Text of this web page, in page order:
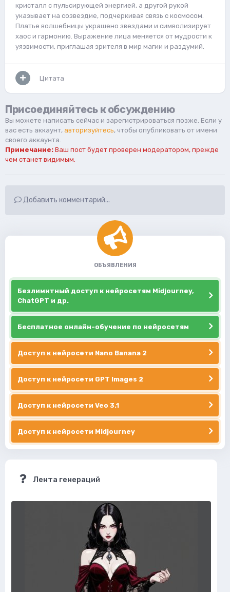
кристалл с пульсирующей энергией, а другой рукой
указывает на созвездие, подчеркивая связь с космосом.
Платье волшебницы украшено звездами и символизирует
хаос и гармонию. Выражение лица меняется от мудрости к
уязвимости, приглашая зрителя в мир магии и раздумий.
Цитата
Присоединяйтесь к обсуждению
Вы можете написать сейчас и зарегистрироваться позже. Если у
вас есть аккаунт, авторизуйтесь, чтобы опубликовать от имени
своего аккаунта.
Примечание: Ваш пост будет проверен модератором, прежде
чем станет видимым.
Добавить комментарий...
ОБЪЯВЛЕНИЯ
Безлимитный доступ к нейросетям Midjourney,
ChatGPT и др.
Бесплатное онлайн-обучение по нейросетям
Доступ к нейросети Nano Banana 2
Доступ к нейросети GPT Images 2
Доступ к нейросети Veo 3.1
Доступ к нейросети Midjourney
Лента генераций